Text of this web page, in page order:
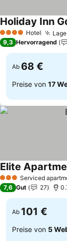
4 Sterne Hotel
Holiday Inn
9,3 Hervorragend
Ab 68 €
Preise von 17
3 SterneServiced
Elite
7,6 Gut 27
Ab 101 €
Preise von 5